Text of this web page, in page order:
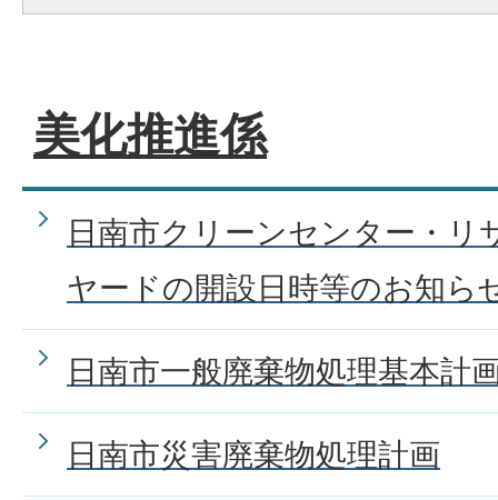
美化推進係
日南市クリーンセンター・リ
ヤードの開設日時等のお知ら
日南市一般廃棄物処理基本計
日南市災害廃棄物処理計画